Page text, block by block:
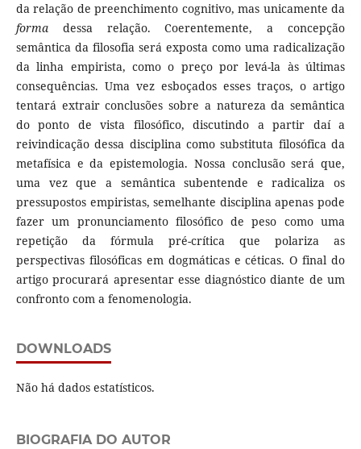
da relação de preenchimento cognitivo, mas unicamente da
formadessa relação. Coerentemente, a concepção
semântica da filosofia será exposta como uma radicalização
da linha empirista, como o preço por levá-la às últimas
consequências. Uma vez esboçados esses traços, o artigo
tentará extrair conclusões sobre a natureza da semântica
do ponto de vista filosófico, discutindo a partir daí a
reivindicação dessa disciplina como substituta filosófica da
metafísica e da epistemologia. Nossa conclusão será que,
uma vez que a semântica subentende e radicaliza os
pressupostos empiristas, semelhante disciplina apenas pode
fazer um pronunciamento filosófico de peso como uma
repetição da fórmula pré-crítica que polariza as
perspectivas filosóficas em dogmáticas e céticas. O final do
artigo procurará apresentar esse diagnóstico diante de um
confronto com a fenomenologia.
DOWNLOADS
Não há dados estatísticos.
BIOGRAFIA DO AUTOR